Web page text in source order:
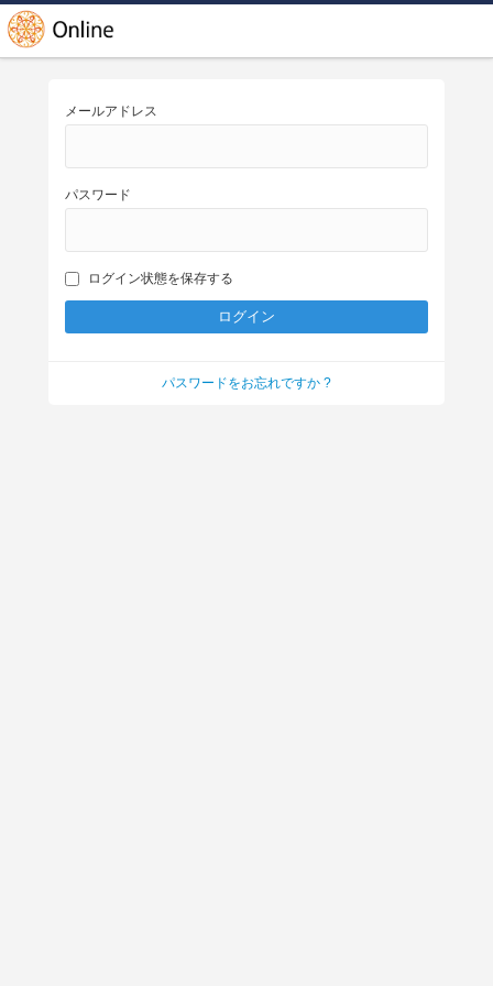
メールアドレス
パスワード
ログイン状態を保存する
パスワードをお忘れですか ?